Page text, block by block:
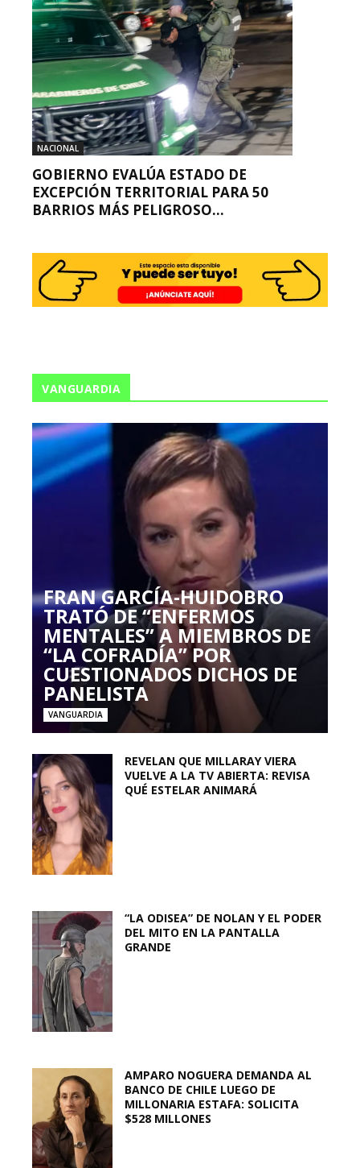
NACIONAL
GOBIERNO EVALÚA ESTADO DE
EXCEPCIÓN TERRITORIAL PARA 50
BARRIOS MÁS PELIGROSO...
VANGUARDIA
FRAN GARCÍA-HUIDOBRO
TRATÓ DE “ENFERMOS
MENTALES” A MIEMBROS DE
“LA COFRADÍA” POR
CUESTIONADOS DICHOS DE
PANELISTA
VANGUARDIA
REVELAN QUE MILLARAY VIERA
VUELVE A LA TV ABIERTA: REVISA
QUÉ ESTELAR ANIMARÁ
“LA ODISEA” DE NOLAN Y EL PODER
DEL MITO EN LA PANTALLA
GRANDE
AMPARO NOGUERA DEMANDA AL
BANCO DE CHILE LUEGO DE
MILLONARIA ESTAFA: SOLICITA
$528 MILLONES